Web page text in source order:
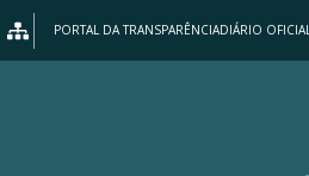
PORTAL DA TRANSPARÊNCIADIÁRIO